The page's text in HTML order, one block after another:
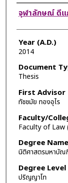
Author
จุฬาลักษณ์ ดีแ
Year (A.D.)
2014
Document
Thesis
First Advisor
ทัชชมัย ทองอุไร
Faculty/
Faculty of Law
Degree Name
นิติศาสตรมหาบัณ
Degree Level
ปริญญาโท